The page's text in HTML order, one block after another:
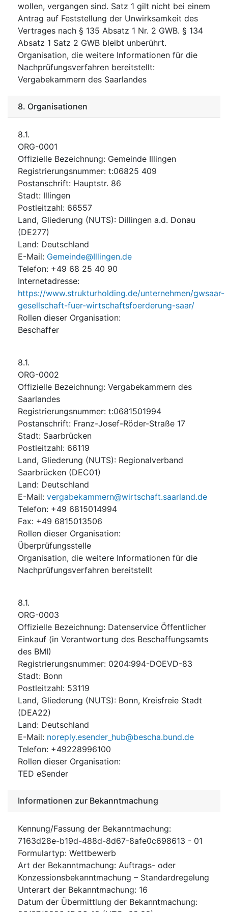
wollen, vergangen sind. Satz 1 gilt nicht bei einem
Antrag auf Feststellung der Unwirksamkeit des
Vertrages nach § 135 Absatz 1 Nr. 2 GWB. § 134
Absatz 1 Satz 2 GWB bleibt unberührt.
Organisation, die weitere Informationen für die
Nachprüfungsverfahren bereitstellt:
Vergabekammern des Saarlandes
8. Organisationen
8.1.
ORG-0001
Offizielle Bezeichnung: Gemeinde Illingen
Registrierungsnummer: t:06825 409
Postanschrift: Hauptstr. 86
Stadt: Illingen
Postleitzahl: 66557
Land, Gliederung (NUTS): Dillingen a.d. Donau
(DE277)
Land: Deutschland
E-Mail: Gemeinde@Illingen.de
Telefon: +49 68 25 40 90
Internetadresse:
https://www.strukturholding.de/unternehmen/gwsaar-
gesellschaft-fuer-wirtschaftsfoerderung-saar/
Rollen dieser Organisation:
Beschaffer
8.1.
ORG-0002
Offizielle Bezeichnung: Vergabekammern des
Saarlandes
Registrierungsnummer: t:0681501994
Postanschrift: Franz-Josef-Röder-Straße 17
Stadt: Saarbrücken
Postleitzahl: 66119
Land, Gliederung (NUTS): Regionalverband
Saarbrücken (DEC01)
Land: Deutschland
E-Mail: vergabekammern@wirtschaft.saarland.de
Telefon: +49 6815014994
Fax: +49 6815013506
Rollen dieser Organisation:
Überprüfungsstelle
Organisation, die weitere Informationen für die
Nachprüfungsverfahren bereitstellt
8.1.
ORG-0003
Offizielle Bezeichnung: Datenservice Öffentlicher
Einkauf (in Verantwortung des Beschaffungsamts
des BMI)
Registrierungsnummer: 0204:994-DOEVD-83
Stadt: Bonn
Postleitzahl: 53119
Land, Gliederung (NUTS): Bonn, Kreisfreie Stadt
(DEA22)
Land: Deutschland
E-Mail: noreply.esender_hub@bescha.bund.de
Telefon: +49228996100
Rollen dieser Organisation:
TED eSender
Informationen zur Bekanntmachung
Kennung/Fassung der Bekanntmachung:
7163d28e-b19d-488d-8d67-8afe0c698613 - 01
Formulartyp: Wettbewerb
Art der Bekanntmachung: Auftrags- oder
Konzessionsbekanntmachung – Standardregelung
Unterart der Bekanntmachung: 16
Datum der Übermittlung der Bekanntmachung: